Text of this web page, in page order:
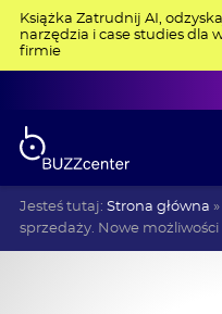
Książka Zatrudnij AI,
narzędzia i case studies dla
firmie
Jesteś tutaj: Strona główna »
sprzedaży. Nowe możliwości